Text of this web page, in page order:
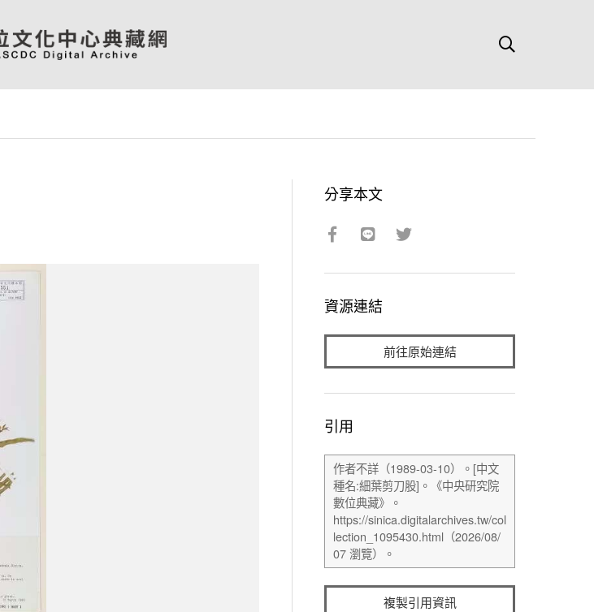
分享本文
資源連結
前往原始連結
引用
複製引用資訊